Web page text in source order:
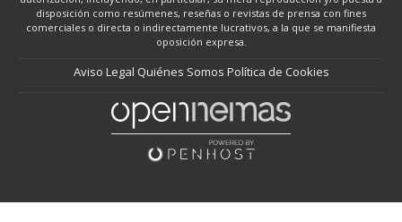
disposición como resúmenes, reseñas o revistas de prensa con fines
comerciales o directa o indirectamente lucrativos, a la que se manifiesta
oposición expresa.
Aviso Legal Quiénes Somos Política de Cookies